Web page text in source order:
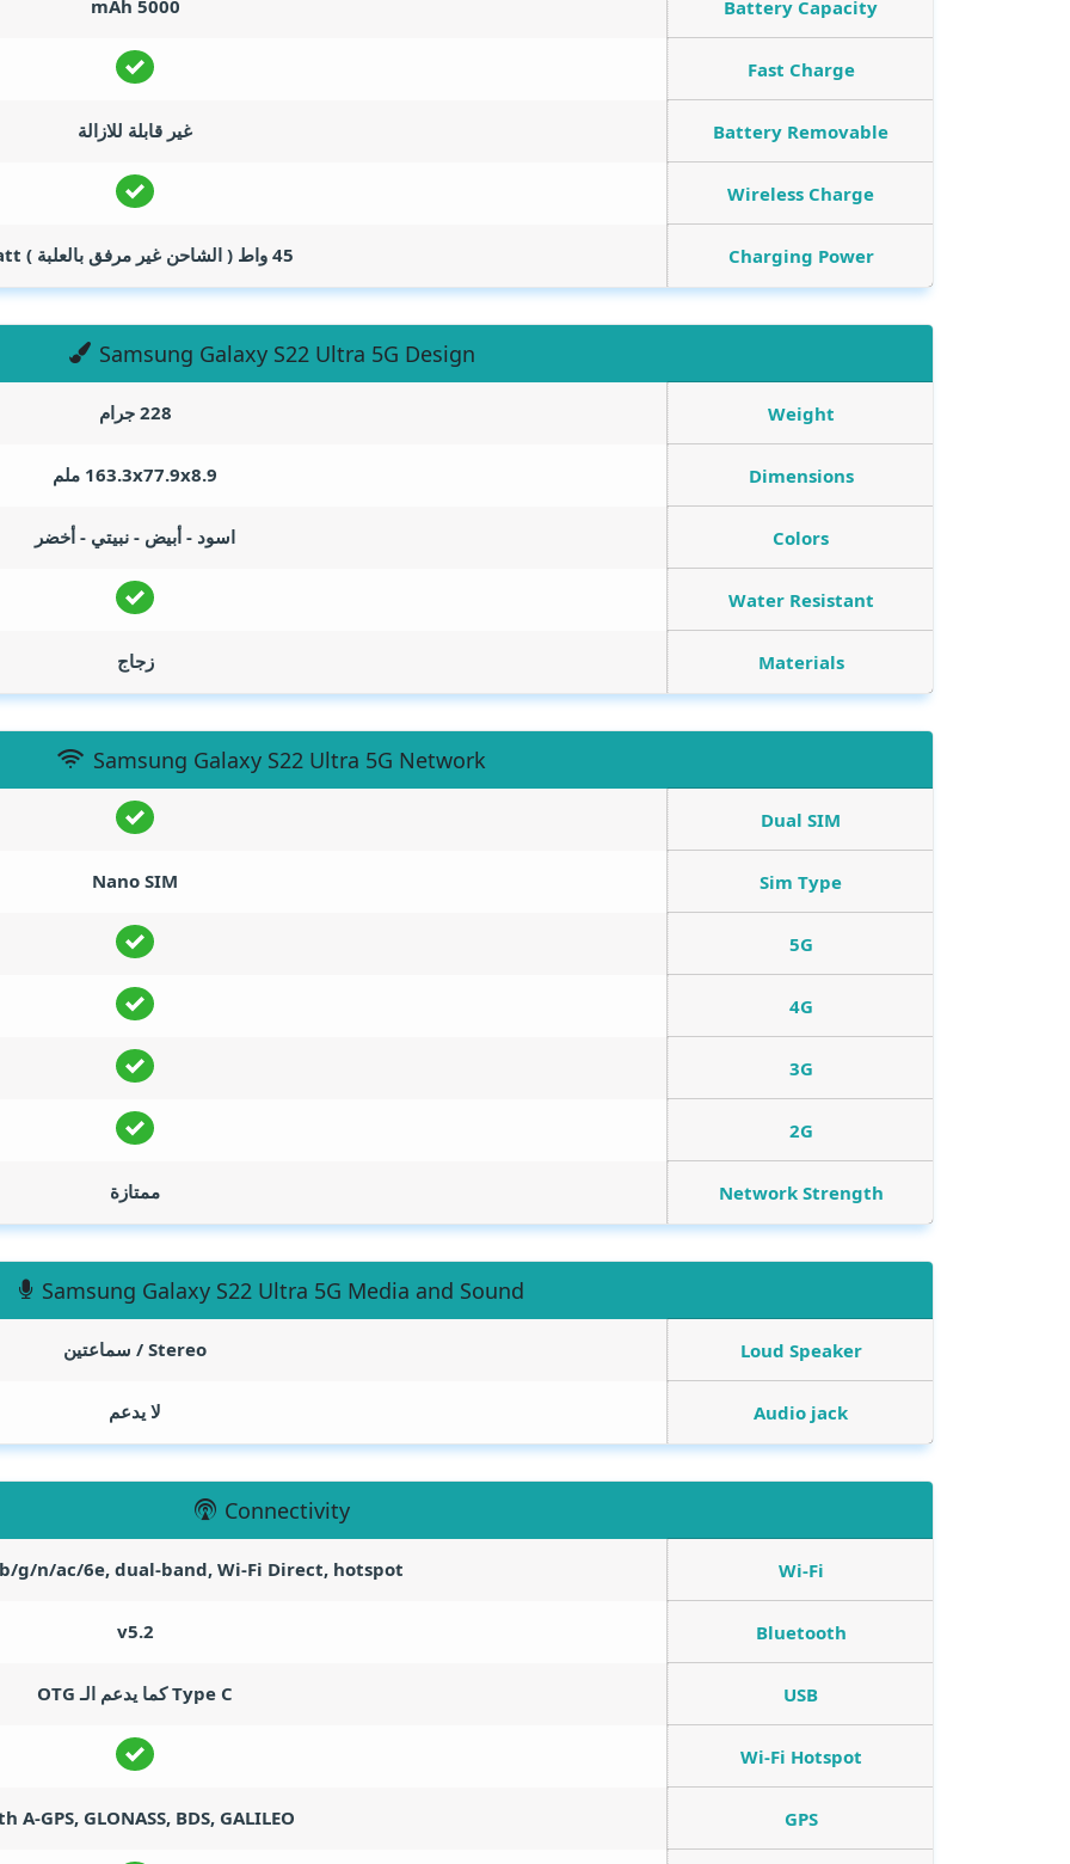
Battery Capacity
5000
mAh
Fast Charge
Battery Removable غير قابلة للازالة
Wireless Charge
Charging Power 45 واط ( الشاحن غير مرفق بالعلبة )
Samsung Galaxy S22 Ultra 5G Design
Weight 228 جرام
Dimensions 163.3x77.9x8.9 ملم
Colors اسود - أبيض - نبيتي - أخضر
Water Resistant
Materials زجاج
Samsung Galaxy S22 Ultra 5G Network
Dual SIM
Sim Type
Nano SIM
5G
4G
3G
2G
Network Strength ممتازة
Samsung Galaxy S22 Ultra 5G Media and Sound
Loud Speaker Stereo / سماعتين
Audio jack لا يدعم
Connectivity
Wi-Fi
g/n/ac/6e, dual-band, Wi-Fi Direct, hotspot
Bluetooth
v5.2
USB Type C كما يدعم الـ OTG
Wi-Fi Hotspot
GPS
A-GPS, GLONASS, BDS, GALILEO